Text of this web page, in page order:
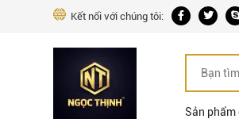
Kết nối với chúng tôi:
Sản phẩm